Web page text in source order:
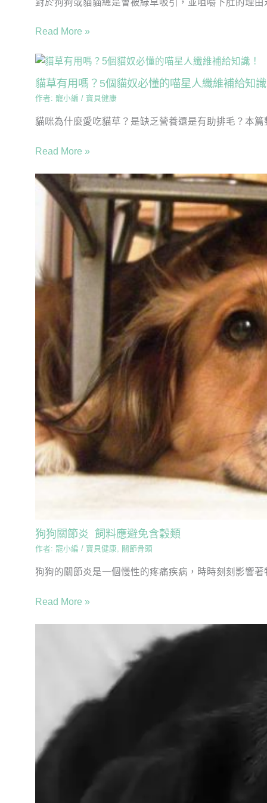
Read More »
貓草有用嗎？5個貓奴必懂的喵星人纖維補給知
作者: 寵小編 / 寶貝健康
貓咪為什麼愛吃貓草？是缺乏營養還是有助排毛？本
Read More »
狗狗關節炎 飼料應避免含穀類
作者: 寵小編 / 寶貝健康, 關節骨頭
狗狗的關節炎是一個慢性的疼痛疾病，時時刻刻影響
Read More »